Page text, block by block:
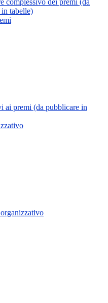
complessivo dei premi (da
tabelle)
ai premi (da pubblicare in